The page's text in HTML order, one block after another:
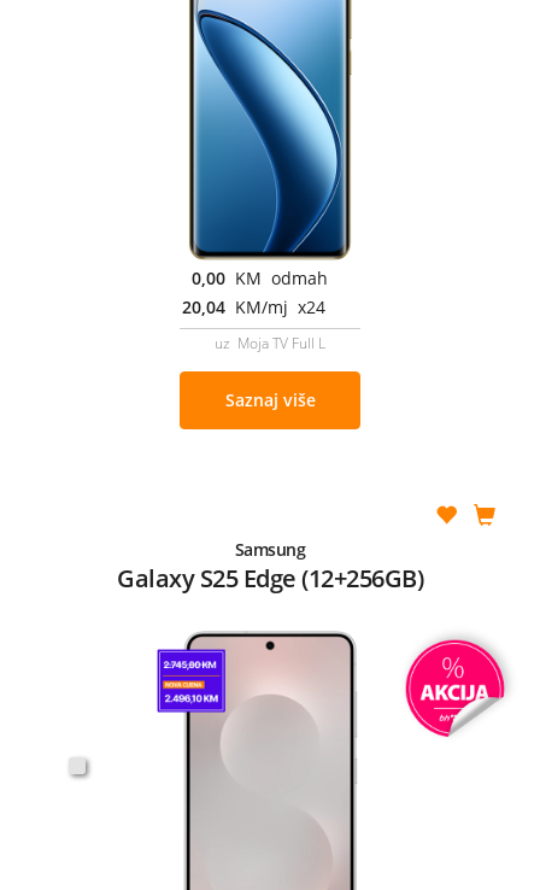
0,00 KM odmah
20,04 KM/mj x24
uz Moja TV Full L
Saznaj više
Samsung
Galaxy S25 Edge (12+256GB)